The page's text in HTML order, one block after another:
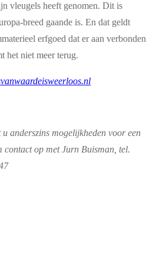
vleugels heeft genomen. Dit is
breed gaande is. En dat geldt
erfgoed dat er aan verbonden
het niet meer terug.
u anderszins mogelijkheden voor een
contact op met Jurn Buisman, tel.